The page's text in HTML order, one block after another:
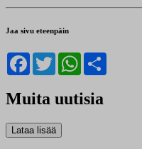
Jaa sivu eteenpäin
Facebook
TwitterWhatsApp
Muita uutisia